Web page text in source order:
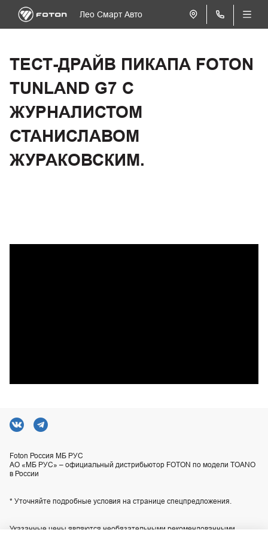
Лео Смарт Авто
ТЕСТ-ДРАЙВ ПИКАПА FOTON
TUNLAND G7 С
ЖУРНАЛИСТОМ
СТАНИСЛАВОМ
ЖУРАКОВСКИМ.
Foton Россия МБ РУС
АО «МБ РУС» – официальный дистрибьютор FOTON по модели TOANO
в России
* Уточняйте подробные условия на странице спецпредложения.
Указанные цены являются необязательными рекомендованными